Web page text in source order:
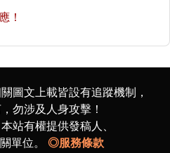
！
圖文上載皆設有追蹤機制，
勿涉及人身攻擊！
站有權提供發稿人、
單位。 ◎服務條款